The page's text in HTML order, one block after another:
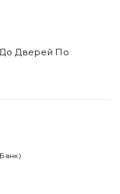
Дверей По